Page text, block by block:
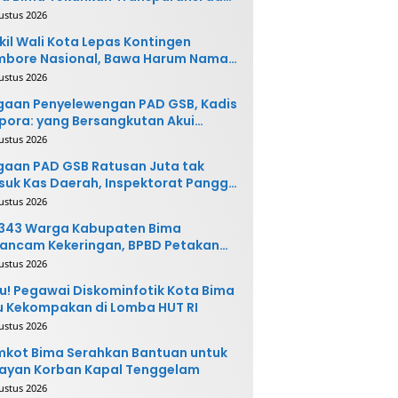
2026
Wali Kota Lepas Kontingen
Nasional, Bawa Harum Nama
Bima
2026
Penyelewengan PAD GSB, Kadis
yang Bersangkutan Akui
dan Siap
2026
PAD GSB Ratusan Juta tak
Kas Daerah, Inspektorat Panggil
Terkait
2026
Warga Kabupaten Bima
Kekeringan, BPBD Petakan
Rawan
2026
Pegawai Diskominfotik Kota Bima
Kekompakan di Lomba HUT RI
2026
Bima Serahkan Bantuan untuk
Korban Kapal Tenggelam
2026